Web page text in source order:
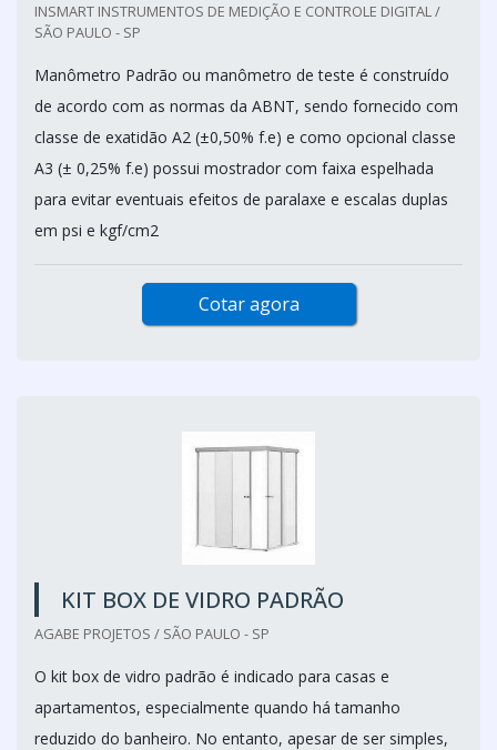
INSMART INSTRUMENTOS DE MEDIÇÃO E CONTROLE DIGITAL /
SÃO PAULO - SP
Manômetro Padrão ou manômetro de teste é construído
de acordo com as normas da ABNT, sendo fornecido com
classe de exatidão A2 (±0,50% f.e) e como opcional classe
A3 (± 0,25% f.e) possui mostrador com faixa espelhada
para evitar eventuais efeitos de paralaxe e escalas duplas
em psi e kgf/cm2
Cotar agora
KIT BOX DE VIDRO PADRÃO
AGABE PROJETOS / SÃO PAULO - SP
O kit box de vidro padrão é indicado para casas e
apartamentos, especialmente quando há tamanho
reduzido do banheiro. No entanto, apesar de ser simples,